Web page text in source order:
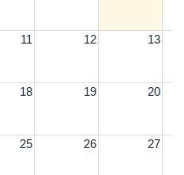
11 12 13
18 19 20
25 26 27